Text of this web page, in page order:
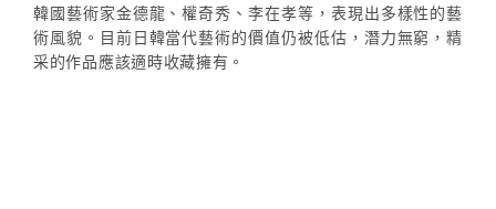
韓國藝術家金德龍、權奇秀、李在孝等，表現出多樣性的藝
術風貌。目前日韓當代藝術的價值仍被低估，潛力無窮，精
采的作品應該適時收藏擁有。